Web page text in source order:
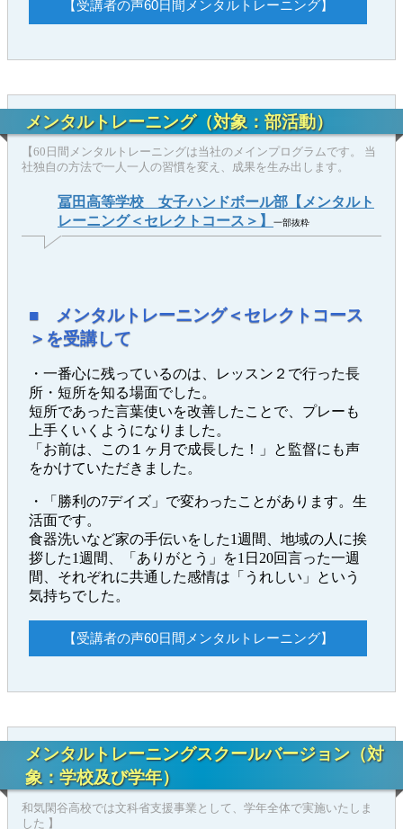
【受講者の声60日間メンタルトレーニング】
メンタルトレーニング（対象：部活動）
【60日間メンタルトレーニングは当社のメインプログラムです。 当
社独自の方法で一人一人の習慣を変え、成果を生み出します。
冨田高等学校 女子ハンドボール部【メンタルト
レーニング＜セレクトコース＞】
一部抜粋
■ メンタルトレーニング＜セレクトコース
＞を受講して
・一番心に残っているのは、レッスン２で行った長
所・短所を知る場面でした。
短所であった言葉使いを改善したことで、プレーも
上手くいくようになりました。
「お前は、この１ヶ月で成長した！」と監督にも声
をかけていただきました。
・「勝利の7デイズ」で変わったことがあります。生
活面です。
食器洗いなど家の手伝いをした1週間、地域の人に挨
拶した1週間、「ありがとう」を1日20回言った一週
間、それぞれに共通した感情は「うれしい」という
気持ちでした。
【受講者の声60日間メンタルトレーニング】
メンタルトレーニングスクールバージョン（対
象：学校及び学年）
和気閑谷高校では文科省支援事業として、学年全体で実施いたしま
した 】